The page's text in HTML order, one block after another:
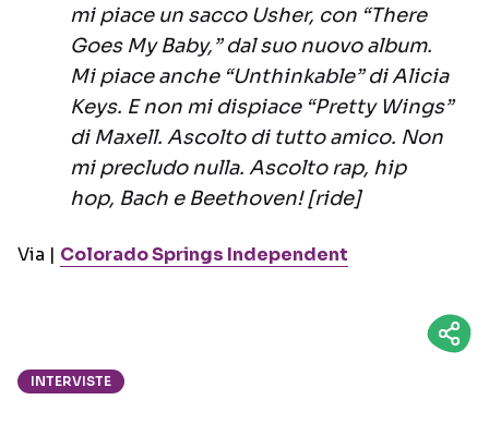
mi piace un sacco Usher, con “There
Goes My Baby,” dal suo nuovo album.
Mi piace anche “Unthinkable” di Alicia
Keys. E non mi dispiace “Pretty Wings”
di Maxell. Ascolto di tutto amico. Non
mi precludo nulla. Ascolto rap, hip
hop, Bach e Beethoven! [ride]
Via | Colorado Springs Independent
INTERVISTE